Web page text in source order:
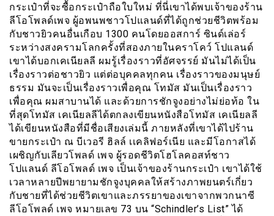
กระเป๋าที่จะซื้อกระเป๋าถือใบใหม่ ที่นี่เขาได้พบเจ้าของร้าน
ลีโอโพลด์เพจ ผู้อพนพชาวโปแลนด์ที่ได้ถูกช่วยชีวิตพร้อม
กับชาวยิวคนอื่นเกือบ 1300 คนโดยออสการ์ ซินด์เล่อร์
ระหว่างสงครามโลกครั้งที่สองภายในคราโคว์ โปแลนด์
เขาได้บอกเคเนียลลี ผมรู้เรื่องราวที่อัศจรรย์ มันไม่ได้เป็น
เรื่องราวต่อชาวยิว แต่ต่อบุคคลทุกคน เรื่องราวของมนุษย์
ธรรม มันจะเป็นเรื่องราวเพื่อคุณ โทมัส มันเป็นเรื่องราว
เพื่อคุณ ผมสาบานได้ และด้วยการชักจูงอย่างไม่ย่อท้อ ใน
ที่สุดโทมัส เคเนียลลีได้ตกลงเขียนหนังสือโทมัส เคเนียลลี
ได้เขียนหนังสือที่มีชื่อเสียงเล่มนี้ ภายหลังที่เขาได้ไปร้าน
ขายกระเป๋า ณ บีเวอรี ฮิลล์ เเคลิฟอร์เนีย และมีโอกาสได้
เผชิญกับเลียวโพลด์ เพจ ผู้รอดชีวิตโฮโลคอสท์ชาว
โปแลนด์ ลีโอโพลด์ เพจ เป็นเจ้าของร้านกระเป๋า เขาได้ใช้
เวลาหลายปีพยายามชักจูงบุคคลให้สร้างภาพยนตร์เกี่ยว
กับชายที่ได้ช่วยชีวิตเขาและภรรยาของเขาจากพวกนาซี
ลีโอโพลด์ เพจ หมายเลข 73 บน “Schindler’s List” ได้